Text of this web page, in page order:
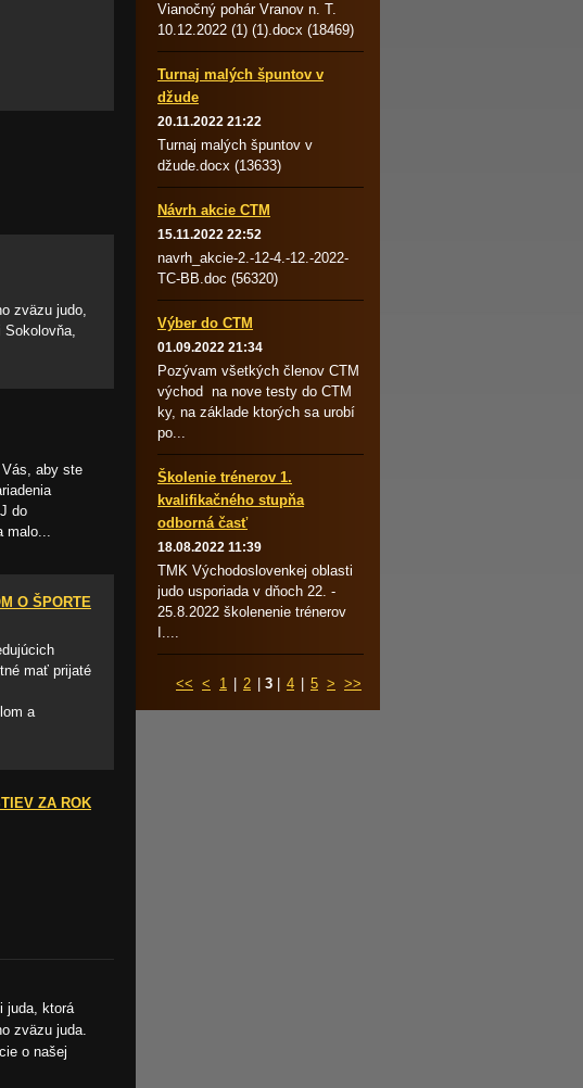
zväzu judo,
aby ste
do
malo...
O ŠPORTE
mať prijaté
a
ZA ROK
juda, ktorá
zväzu juda.
o našej
Vianočný pohár Vranov n. T.
10.12.2022 (1) (1).docx (18469)
Turnaj malých špuntov v
džude
20.11.2022 21:22
Turnaj malých špuntov v
džude.docx (13633)
Návrh akcie CTM
15.11.2022 22:52
navrh_akcie-2.-12-4.-12.-2022-
TC-BB.doc (56320)
Výber do CTM
01.09.2022 21:34
Pozývam všetkých členov CTM
východ na nove testy do CTM
ky, na základe ktorých sa urobí
po...
Školenie trénerov 1.
kvalifikačného stupňa
odborná časť
18.08.2022 11:39
TMK Východoslovenkej oblasti
judo usporiada v dňoch 22. -
25.8.2022 školenenie trénerov
I....
<< < 1 2 3 4 5 > >>